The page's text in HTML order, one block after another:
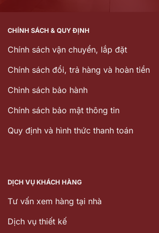
CHÍNH SÁCH & QUY ĐỊNH
Chính sách vận chuyển, lắp đặt
Chính sách đổi, trả hàng và hoàn tiền
Chinh sách bảo hành
Chính sách bảo mật thông tin
Quy định và hình thức thanh toán
DỊCH VỤ KHÁCH HÀNG
Tư vấn xem hàng tại nhà
Dịch vụ thiết kế